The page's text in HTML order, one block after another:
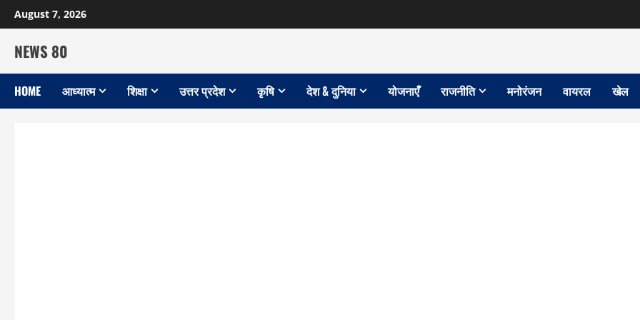
Skip
to
content
August 7, 2026
NEWS 80
HOME आध्यात्म शिक्षा उत्तर प्रदेश कृषि देश & दुनिया योजनाएँ राजनीति मनोरंजन वायरल खेल